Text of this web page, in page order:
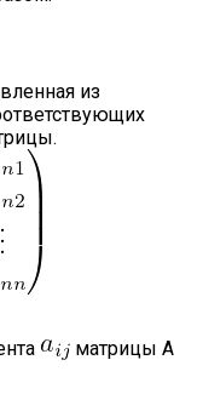
из
матрицы A